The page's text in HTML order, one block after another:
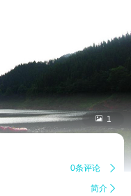
 1
0条评论 
简介 